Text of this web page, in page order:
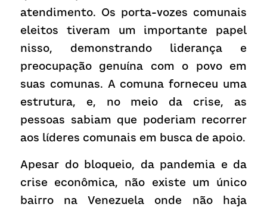
atendimento. Os porta-vozes comunais
eleitos tiveram um importante papel
nisso, demonstrando liderança e
preocupação genuína com o povo em
suas comunas. A comuna forneceu uma
estrutura, e, no meio da crise, as
pessoas sabiam que poderiam recorrer
Apesar do bloqueio, da pandemia e da
crise econômica, não existe um único
bairro na Venezuela onde não haja